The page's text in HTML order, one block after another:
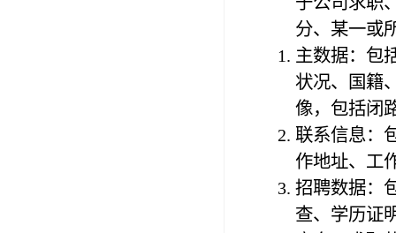
分、某一或
主数据：包
状况、国籍
像，包括闭
联系信息：
作地址、工
招聘数据：
查、学历证